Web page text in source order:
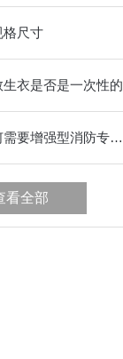
格尺寸
衣是否是一次性的
消防部队为何需要增强型消防专用救生衣
看全部